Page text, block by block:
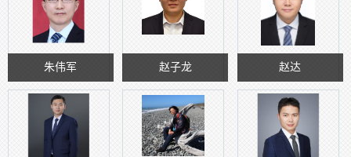
朱伟军 赵子龙 赵达